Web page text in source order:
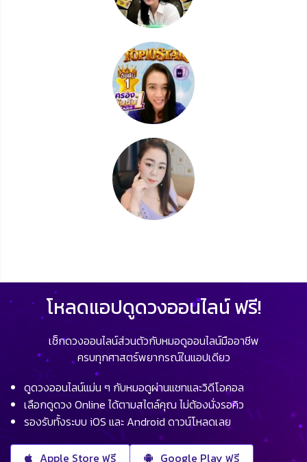
โหลดแอปดูดวงออนไลน์ ฟรี!
เช็กดวงออนไลน์ส่วนตัวกับหมอดูออนไลน์มืออาชีพ
ครบทุกศาสตร์พยากรณ์ในแอปเดียว
ดูดวงออนไลน์แม่น ๆ กับหมอดูผ่านแชทและวิดีโอคอล
เลือกดูดวง Online ได้ตามสไตล์คุณ ไม่ต้องนั่งรอคิว
รองรับทั้งระบบ iOS และ Android ดาวน์โหลดเลย
Apple Store ฟรี Google Play ฟรี